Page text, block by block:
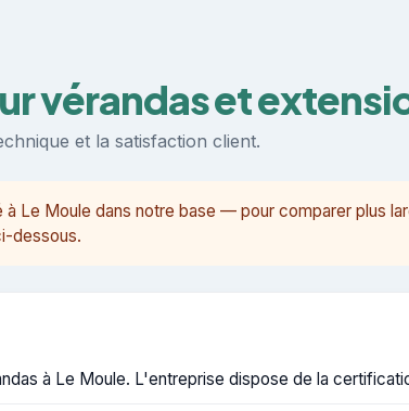
vérandas et
et la satisfaction client.
à Le Moule dans notre base — pour comparer plus
dessous.
à Le Moule. L'entreprise dispose de la